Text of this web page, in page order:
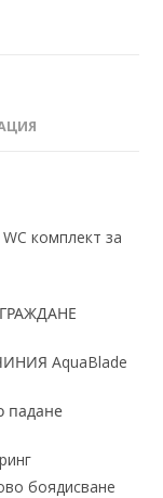
комплект за
ЧИНИЯAquaBlade
падане
боядисване